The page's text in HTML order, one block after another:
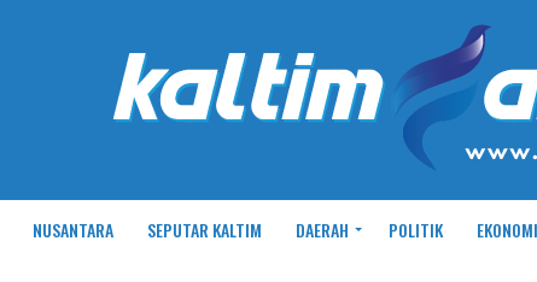
NUSANTARA SEPUTAR KALTIM DAERAH POLITIK